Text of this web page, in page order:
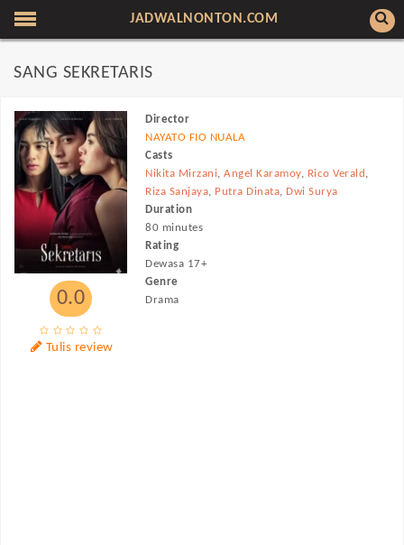
JADWALNONTON.COM
SANG SEKRETARIS
0.0
Tulis review
Director
NAYATO FIO NUALA
Casts
Nikita Mirzani,Angel Karamoy, Rico Verald ,
Riza Sanjaya, Putra Dinata, Dwi Surya
Duration
80 minutes
Rating
Dewasa 17+
Genre
Drama